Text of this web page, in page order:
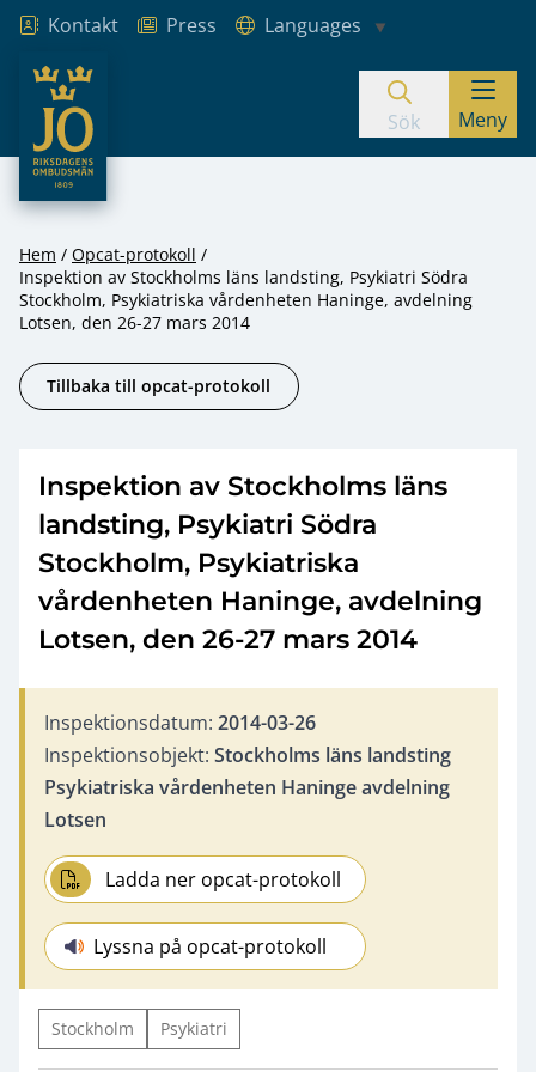
Hoppa till innehåll
Kontakt Press
Languages
JO – Riksdagens Ombudsmän
Sök Meny
Hem
Opcat-protokoll
Inspektion av Stockholms läns landsting, Psykiatri Södra
Stockholm, Psykiatriska vårdenheten Haninge, avdelning
Lotsen, den 26-27 mars 2014
Tillbaka till opcat-protokoll
Inspektion av Stockholms läns
landsting, Psykiatri Södra
Stockholm, Psykiatriska
vårdenheten Haninge, avdelning
Lotsen, den 26-27 mars 2014
Inspektionsdatum: 2014-03-26
Inspektionsobjekt: Stockholms läns landsting
Psykiatriska vårdenheten Haninge avdelning
Lotsen
Ladda ner opcat-protokoll
Lyssna på opcat-protokoll
Stockholm Psykiatri